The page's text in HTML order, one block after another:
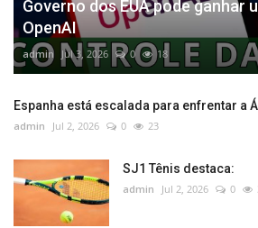
Governo dos EUA pode ganhar
OpenAI
admin Jul 3, 2026 0 18
Espanha está escalada para enfrentar a
admin Jul 2, 2026 0 23
SJ1 Tênis destaca:
admin Jul 2, 2026 0